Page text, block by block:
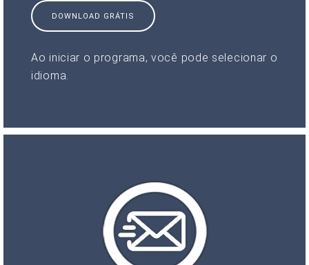
DOWNLOAD GRÁTIS
Ao iniciar o programa, você pode selecionar o
idioma.